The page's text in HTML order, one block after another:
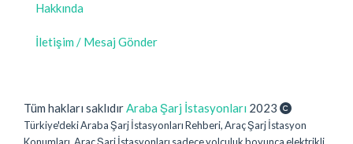
Hakkında
İletişim / Mesaj Gönder
Tüm hakları saklıdırAraba Şarj İstasyonları 2023
Türkiye'deki Araba Şarj İstasyonları Rehberi, Araç Şarj İstasyon